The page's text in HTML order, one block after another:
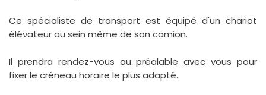
Ce spécialiste de transport est équipé d'un chariot
élévateur au sein même de son camion.
Il prendra rendez-vous au préalable avec vous pour
fixer le créneau horaire le plus adapté.